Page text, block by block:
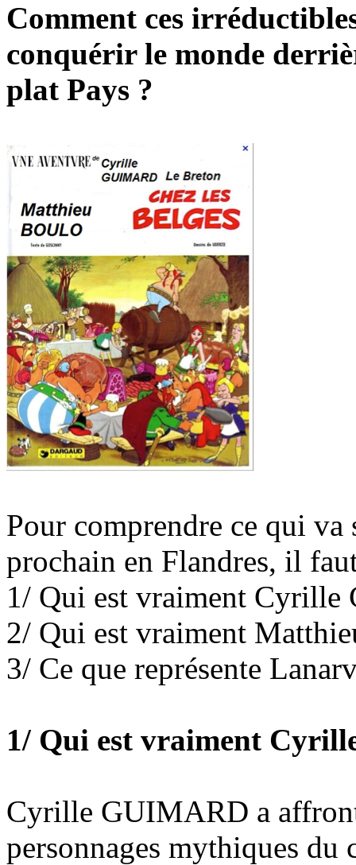
Comment ces
conquérir le monde
plat Pays ?
Pour comprendre ce qui
prochain en Flandres, il
1/ Qui est vraiment Cyrille
2/ Qui est vraiment
3/ Ce que représente
1/ Qui est vraiment
Cyrille GUIMARD a
personnages mythiques